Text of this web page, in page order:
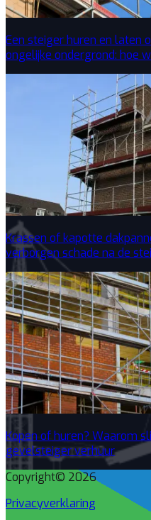
Een steiger huren en laten
ongelijke ondergrond: hoe
Krassen of kapotte
verborgen schade na de
Kopen of huren? Waarom
gevelsteiger verhuur
Copyright© 2026
Privacyverklaring